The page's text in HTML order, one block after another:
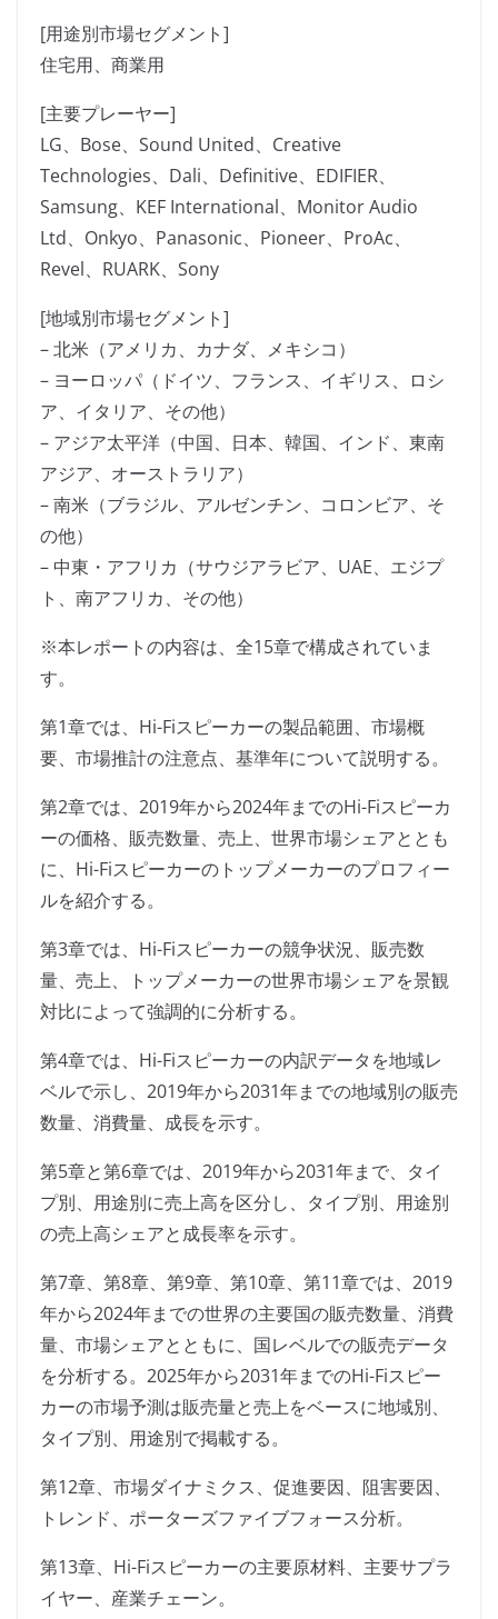
[用途別市場セグメント]
住宅用、商業用
[主要プレーヤー]
LG、Bose、Sound United、Creative
Technologies、Dali、Definitive、EDIFIER、
Samsung、KEF International、Monitor Audio
Ltd、Onkyo、Panasonic、Pioneer、ProAc、
Revel、RUARK、Sony
[地域別市場セグメント]
– 北米（アメリカ、カナダ、メキシコ）
– ヨーロッパ（ドイツ、フランス、イギリス、ロシ
ア、イタリア、その他）
– アジア太平洋（中国、日本、韓国、インド、東南
アジア、オーストラリア）
– 南米（ブラジル、アルゼンチン、コロンビア、そ
の他）
– 中東・アフリカ（サウジアラビア、UAE、エジプ
ト、南アフリカ、その他）
※本レポートの内容は、全15章で構成されていま
す。
第1章では、Hi-Fiスピーカーの製品範囲、市場概
要、市場推計の注意点、基準年について説明する。
第2章では、2019年から2024年までのHi-Fiスピーカ
ーの価格、販売数量、売上、世界市場シェアととも
に、Hi-Fiスピーカーのトップメーカーのプロフィー
ルを紹介する。
第3章では、Hi-Fiスピーカーの競争状況、販売数
量、売上、トップメーカーの世界市場シェアを景観
対比によって強調的に分析する。
第4章では、Hi-Fiスピーカーの内訳データを地域レ
ベルで示し、2019年から2031年までの地域別の販売
数量、消費量、成長を示す。
第5章と第6章では、2019年から2031年まで、タイ
プ別、用途別に売上高を区分し、タイプ別、用途別
の売上高シェアと成長率を示す。
第7章、第8章、第9章、第10章、第11章では、2019
年から2024年までの世界の主要国の販売数量、消費
量、市場シェアとともに、国レベルでの販売データ
を分析する。2025年から2031年までのHi-Fiスピー
カーの市場予測は販売量と売上をベースに地域別、
タイプ別、用途別で掲載する。
第12章、市場ダイナミクス、促進要因、阻害要因、
トレンド、ポーターズファイブフォース分析。
第13章、Hi-Fiスピーカーの主要原材料、主要サプラ
イヤー、産業チェーン。